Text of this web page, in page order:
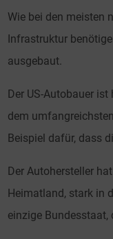
Wie bei den meisten
Infrastruktur
ausgebaut.
Der US-Autobauer
dem
Beispiel dafür, dass
Der Autohersteller
Heimatland, stark in
einzige